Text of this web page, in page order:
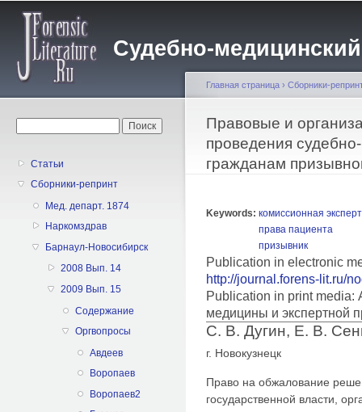
Судебно-
Статьи
Сборники-репринт
Мед. департ. 1874
Наркомздрав
Барнаул-Новосибирск
2008 Вып. 14
2009 Вып. 15
Содержание
Оргвопросы
Авдеев
Воропаев
Воропаев2
Вы здесь
Главная страница › Сборники-
Правовые и
проведения
гражданам
Keywords: комиссионная
права пациента
призывник
Publication in electronic
http://journal.forens-lit.ru/
Publication in print media:
медицины и экспертной
С. В. Дугин, Е. В.
г. Новокузнецк
Право на обжалование
государственной власти,